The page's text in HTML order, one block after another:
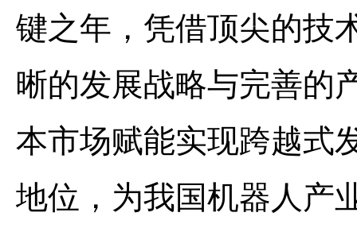
键之年， 凭借顶尖的技
晰的发展战略与完善的
本市场赋能实现跨越式
地位，为我国机器人产